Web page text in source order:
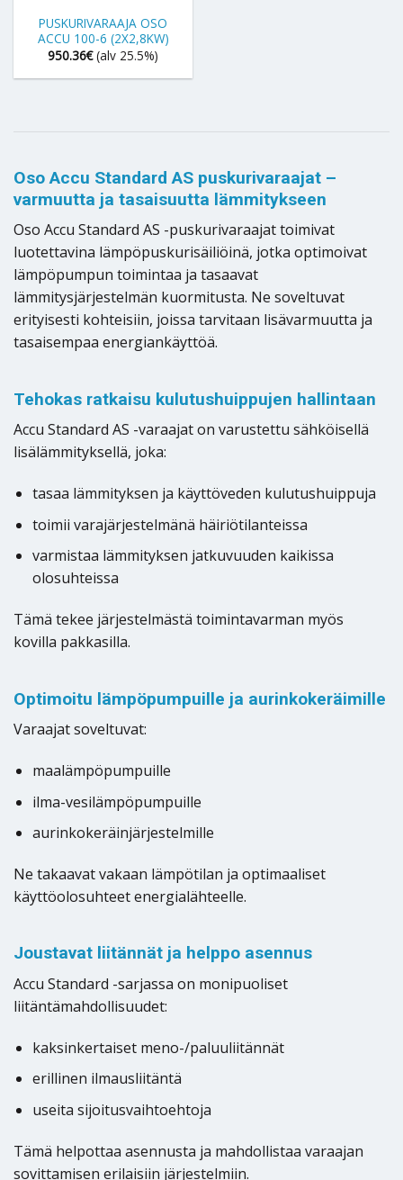
PUSKURIVARAAJA OSO
ACCU 100-6 (2X2,8KW)
950.36€ (alv 25.5%)
Oso Accu Standard AS puskurivaraajat –
varmuutta ja tasaisuutta lämmitykseen
Oso Accu Standard AS -puskurivaraajat toimivat
luotettavina lämpöpuskurisäiliöinä, jotka optimoivat
lämpöpumpun toimintaa ja tasaavat
lämmitysjärjestelmän kuormitusta. Ne soveltuvat
erityisesti kohteisiin, joissa tarvitaan lisävarmuutta ja
tasaisempaa energiankäyttöä.
Tehokas ratkaisu kulutushuippujen hallintaan
Accu Standard AS -varaajat on varustettu sähköisellä
lisälämmityksellä, joka:
tasaa lämmityksen ja käyttöveden kulutushuippuja
toimii varajärjestelmänä häiriötilanteissa
varmistaa lämmityksen jatkuvuuden kaikissa
olosuhteissa
Tämä tekee järjestelmästä toimintavarman myös
kovilla pakkasilla.
Optimoitu lämpöpumpuille ja aurinkokeräimille
Varaajat soveltuvat:
maalämpöpumpuille
ilma-vesilämpöpumpuille
aurinkokeräinjärjestelmille
Ne takaavat vakaan lämpötilan ja optimaaliset
käyttöolosuhteet energialähteelle.
Joustavat liitännät ja helppo asennus
Accu Standard -sarjassa on monipuoliset
liitäntämahdollisuudet:
kaksinkertaiset meno-/paluuliitännät
erillinen ilmausliitäntä
useita sijoitusvaihtoehtoja
Tämä helpottaa asennusta ja mahdollistaa varaajan
sovittamisen erilaisiin järjestelmiin.